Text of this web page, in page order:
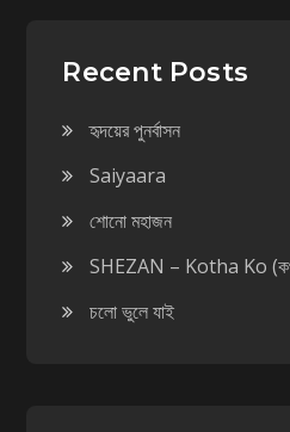
Recent Posts
হৃদয়ের পুনর্বাসন
Saiyaara
শোনো মহাজন
SHEZAN – Kotha Ko
চলো ভুলে যাই